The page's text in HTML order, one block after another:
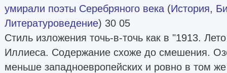
умирали поэты Серебряного века (История,
Литературоведение) 30 05
Стиль изложения точь-в-точь как в "1913.
Иллиеса. Содержание схоже до смешения.
меньше западноевропейских и ровно в том